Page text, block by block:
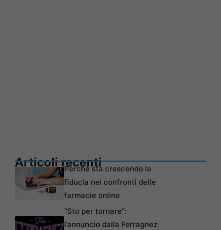
Articoli recentiPerché sta crescendo la
fiducia nei confronti delle
farmacie online
“Sto per tornare”:
l’annuncio dalla Ferragnez